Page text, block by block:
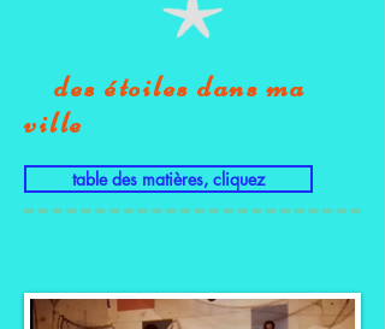
des étoiles dans ma
ville
table des matières, cliquez